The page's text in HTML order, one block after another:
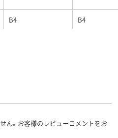
B4 B4
ん。お客様のレビューコメントをお